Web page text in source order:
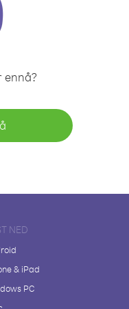
ennå?
NED
& iPad
PC